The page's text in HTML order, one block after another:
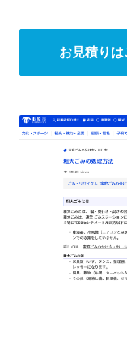
お見積りは